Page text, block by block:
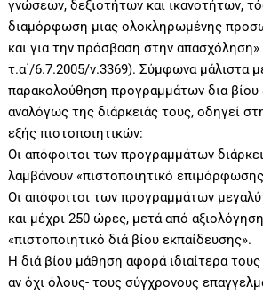
γνώσεων, δεξιοτήτων και ικανοτήτων,
διαμόρφωση μιας ολοκληρωμένης
και για την πρόσβαση στην
τ.α΄/6.7.2005/ν.3369). Σύμφωνα μάλιστα
παρακολούθηση προγραμμάτων δια βίου
αναλόγως της διάρκειάς τους, οδηγεί
εξής πιστοποιητικών:
Οι απόφοιτοι των προγραμμάτων
λαμβάνουν «πιστοποιητικό
Οι απόφοιτοι των προγραμμάτων
και μέχρι 250 ώρες, μετά από
«πιστοποιητικό διά βίου εκπαίδευσης».
Η διά βίου μάθηση αφορά ιδιαίτερα
αν όχι όλους- τους σύγχρονους